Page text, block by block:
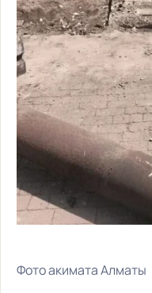
Фото акимата Алматы